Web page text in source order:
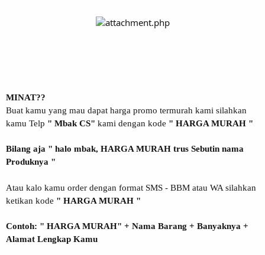
MINAT??
Buat kamu yang mau dapat harga promo termurah kami silahkan
kamu Telp " Mbak CS" kami dengan kode " HARGA MURAH "
Bilang aja " halo mbak, HARGA MURAH trus Sebutin nama
Produknya "
Atau kalo kamu order dengan format SMS - BBM atau WA silahkan
ketikan kode " HARGA MURAH "
Contoh: " HARGA MURAH" + Nama Barang + Banyaknya +
Alamat Lengkap Kamu